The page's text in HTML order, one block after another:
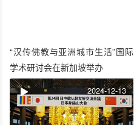
“汉传佛教与亚洲城市生活”国际
学术研讨会在新加坡举办
2024-12-13